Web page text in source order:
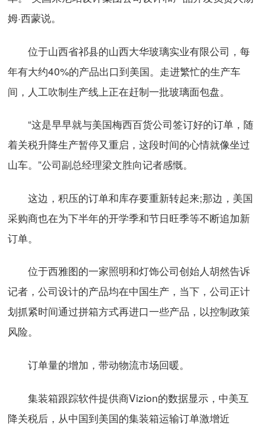
姆·西蒙说。
位于山西省祁县的山西大华玻璃实业有限公司，每
年有大约40%的产品出口到美国。走进繁忙的生产车
间，人工吹制生产线上正在赶制一批玻璃面包盘。
“这是早早就与美国梅西百货公司签订好的订单，随
着关税升降生产暂停又重启，这段时间的心情就像坐过
山车。”公司副总经理梁文胜向记者感慨。
这边，积压的订单和库存要重新转起来;那边，美国
采购商也在为下半年的开学季和节日旺季等不断追加新
订单。
位于西雅图的一家照明和灯饰公司创始人胡然告诉
记者，公司设计的产品均在中国生产，当下，公司正计
划抓紧时间通过拼箱方式再进口一些产品，以控制政策
风险。
订单量的增加，带动物流市场回暖。
集装箱跟踪软件提供商Vizion的数据显示，中美互
降关税后，从中国到美国的集装箱运输订单激增近